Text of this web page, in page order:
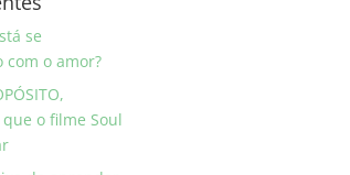
se
com o amor?
que o filme Soul